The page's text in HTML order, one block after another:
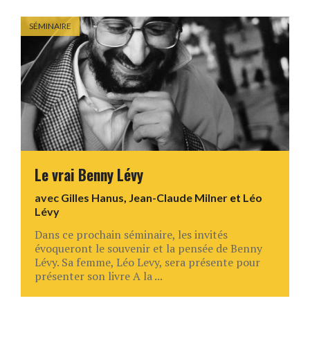
SÉMINAIRE
Le vrai Benny Lévy
avec Gilles Hanus, Jean-Claude Milner et Léo
Lévy
Dans ce prochain séminaire, les invités
évoqueront le souvenir et la pensée de Benny
Lévy. Sa femme, Léo Levy, sera présente pour
présenter son livre A la ...